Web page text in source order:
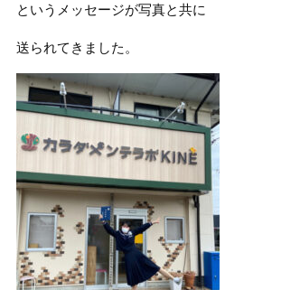
というメッセージが写真と共に
送られてきました。